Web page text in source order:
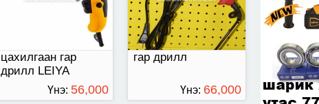
цахилгаан гар
дрилл LEIYA
Үнэ: 56,000
гар дрилл
Үнэ: 66,000